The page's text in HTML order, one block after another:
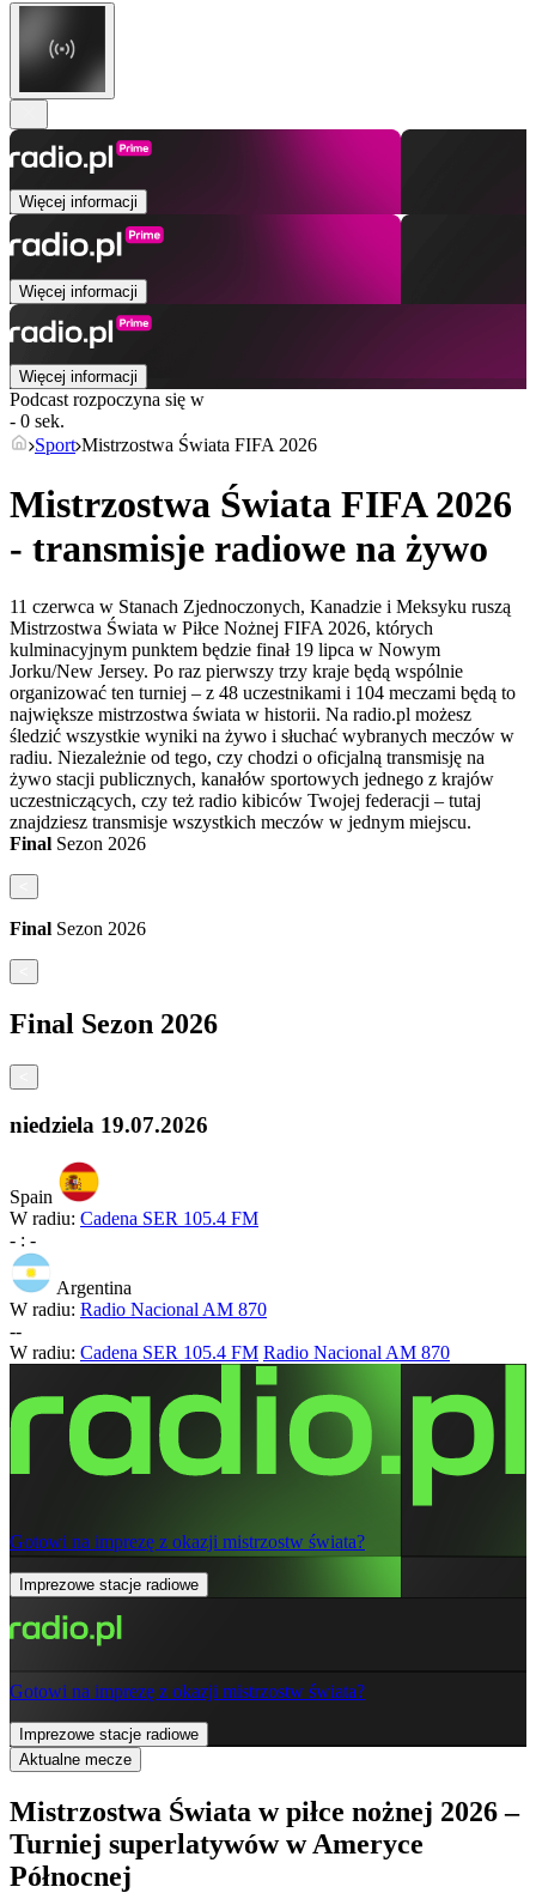
Więcej informacji
Więcej informacji
Więcej informacji
Podcast rozpoczyna się w
- 0 sek.
Sport Mistrzostwa Świata FIFA 2026
Mistrzostwa Świata FIFA 2026
- transmisje radiowe na żywo
11 czerwca w Stanach Zjednoczonych, Kanadzie i Meksyku ruszą
Mistrzostwa Świata w Piłce Nożnej FIFA 2026, których
kulminacyjnym punktem będzie finał 19 lipca w Nowym
Jorku/New Jersey. Po raz pierwszy trzy kraje będą wspólnie
organizować ten turniej – z 48 uczestnikami i 104 meczami będą to
największe mistrzostwa świata w historii. Na radio.pl możesz
śledzić wszystkie wyniki na żywo i słuchać wybranych meczów w
radiu. Niezależnie od tego, czy chodzi o oficjalną transmisję na
żywo stacji publicznych, kanałów sportowych jednego z krajów
uczestniczących, czy też radio kibiców Twojej federacji – tutaj
znajdziesz transmisje wszystkich meczów w jednym miejscu.
Final Sezon 2026
Final Sezon 2026
Final Sezon 2026
niedziela 19.07.2026
Spain
W radiu: Cadena SER 105.4 FM
- : -
Argentina
W radiu: Radio Nacional AM 870
--
W radiu: Cadena SER 105.4 FM Radio Nacional AM 870
Gotowi na imprezę z okazji mistrzostw świata?
Imprezowe stacje radiowe
Gotowi na imprezę z okazji mistrzostw świata?
Imprezowe stacje radiowe
Aktualne mecze
Mistrzostwa Świata w piłce nożnej 2026 –
Turniej superlatywów w Ameryce
Północnej